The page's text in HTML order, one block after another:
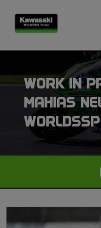
WORK IN
MAHIAS